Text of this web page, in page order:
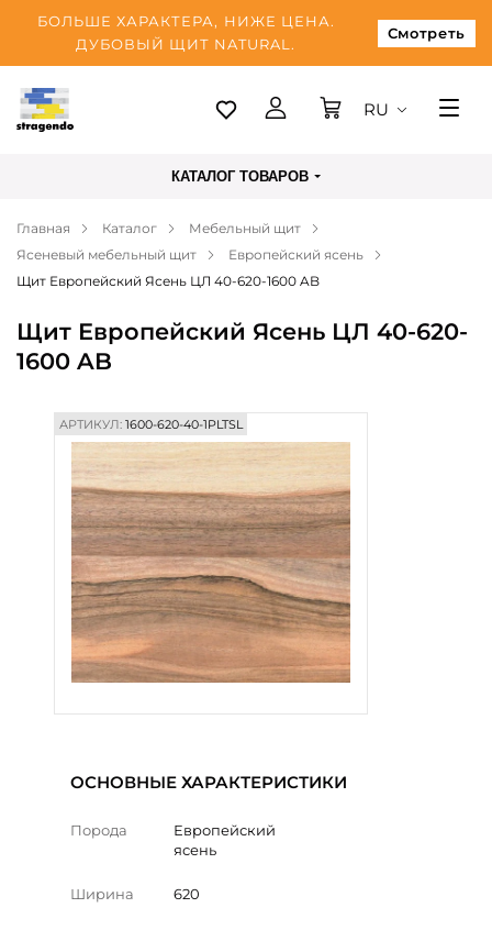
БОЛЬШЕ ХАРАКТЕРА, НИЖЕ ЦЕНА.
ДУБОВЫЙ ЩИТ NATURAL.
Смотреть
Таллинн
Оплата
О нас
Блог
Контакты
RU
КАТАЛОГ ТОВАРОВ
Главная Каталог
Мебельный щит
Ясеневый мебельный щит
Европейский ясень
Щит Европейский Ясень ЦЛ 40-620-1600 AB
Щит Европейский Ясень ЦЛ 40-620-
1600 AB
АРТИКУЛ:1600-620-40-1PLTSL
ОСНОВНЫЕ ХАРАКТЕРИСТИКИ
Порода
Европейский
ясень
Ширина 620